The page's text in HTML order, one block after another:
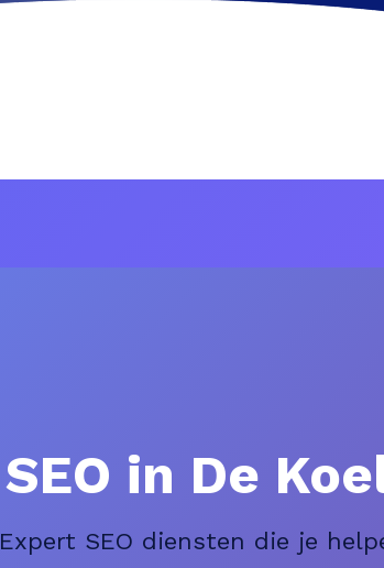
SEO in De
Expert SEO diensten die je